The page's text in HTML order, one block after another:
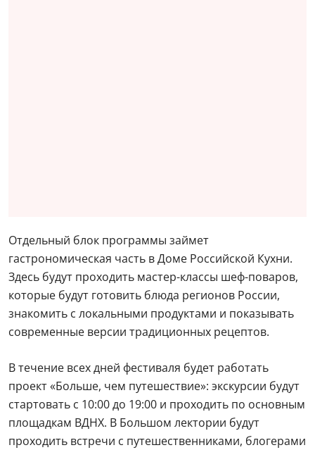
Отдельный блок программы займет
гастрономическая часть в Доме Российской Кухни.
Здесь будут проходить мастер-классы шеф-поваров,
которые будут готовить блюда регионов России,
знакомить с локальными продуктами и показывать
современные версии традиционных рецептов.
В течение всех дней фестиваля будет работать
проект «Больше, чем путешествие»: экскурсии будут
стартовать с 10:00 до 19:00 и проходить по основным
площадкам ВДНХ. В Большом лектории будут
проходить встречи с путешественниками, блогерами